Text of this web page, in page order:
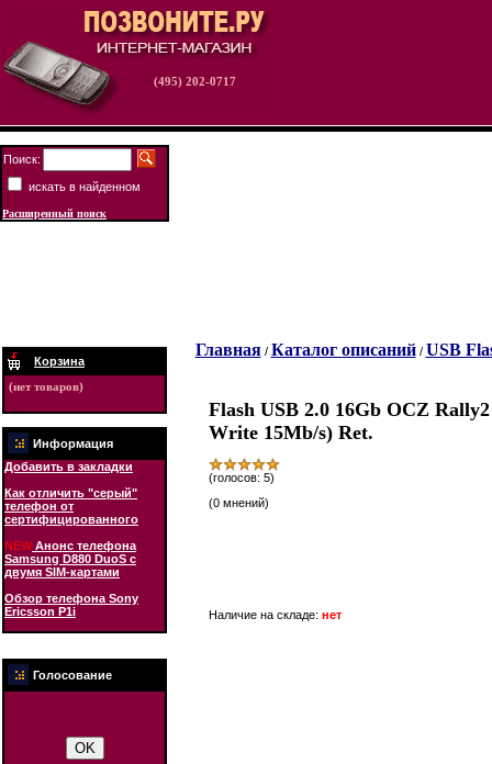
(495) 202-0717
Поиск:
искать в найденном
Расширенный поиск
Корзина
(нет товаров)
Информация
Добавить в закладки
Как отличить "серый"
телефон от
сертифицированного
NEWАнонс телефона
Samsung D880 DuoS с
двумя SIM-картами
Обзор телефона Sony
Ericsson P1i
Голосование
Главная/ Каталог описаний/ USB
Flash USB 2.0 16Gb OCZ
Write 15Mb/s) Ret.
(голосов: 5)
(0 мнений)
Наличие на складе: нет